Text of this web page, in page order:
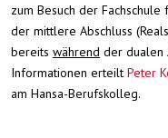
zum Besuch der
der mittlere Abschluss
bereits während der dualen
Informationen erteilt Peter
am Hansa-Berufskolleg.